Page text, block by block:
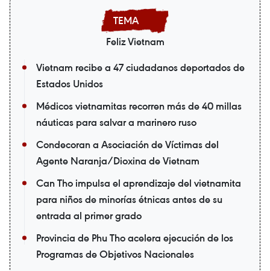
Feliz Vietnam
Vietnam recibe a 47 ciudadanos deportados de
Estados Unidos
Médicos vietnamitas recorren más de 40 millas
náuticas para salvar a marinero ruso
Condecoran a Asociación de Víctimas del
Agente Naranja/Dioxina de Vietnam
Can Tho impulsa el aprendizaje del vietnamita
para niños de minorías étnicas antes de su
entrada al primer grado
Provincia de Phu Tho acelera ejecución de los
Programas de Objetivos Nacionales